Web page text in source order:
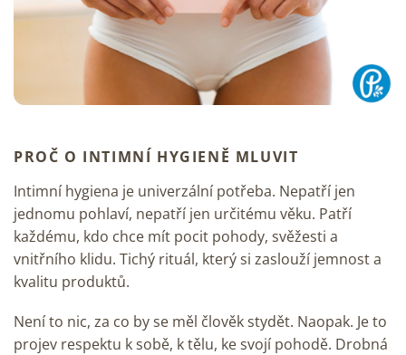
PROČ O INTIMNÍ HYGIENĚ MLUVIT
Intimní hygiena je univerzální potřeba. Nepatří jen
jednomu pohlaví, nepatří jen určitému věku. Patří
každému, kdo chce mít pocit pohody, svěžesti a
vnitřního klidu. Tichý rituál, který si zaslouží jemnost a
kvalitu produktů.
Není to nic, za co by se měl člověk stydět. Naopak. Je to
projev respektu k sobě, k tělu, ke svojí pohodě. Drobná